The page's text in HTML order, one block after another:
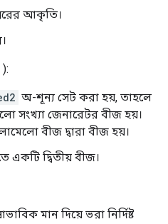
আকৃতি।
):
অ-শূন্য সেট করা হয়, তাহলে
সংখ্যা জেনারেটর বীজ হয়।
বীজ দ্বারা বীজ হয়।
একটি দ্বিতীয় বীজ।
মান দিয়ে ভরা নির্দিষ্ট